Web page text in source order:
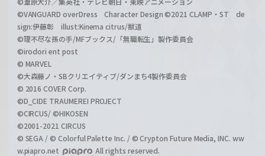
©VANGUARD overDress Character Design ©2021 CLAMP・ST de
sign:伊藤彰 illust:Kinema citrus/獣道
©理不尽な孫の手/MFブックス/「無職転生」製作委員会
©irodori ent post
© MARVEL
©大森藤ノ・SBクリエイティブ/ダンまち4製作委員会
© 2016 COVER Corp.
©D_CIDE TRAUMEREI PROJECT
©CIRCUS/ ©HIKOSEN
©2001-2021 CIRCUS
© SEGA / © Colorful Palette Inc. / © Crypton Future Media, INC. ww
w.piapro.net
All rights reserved.